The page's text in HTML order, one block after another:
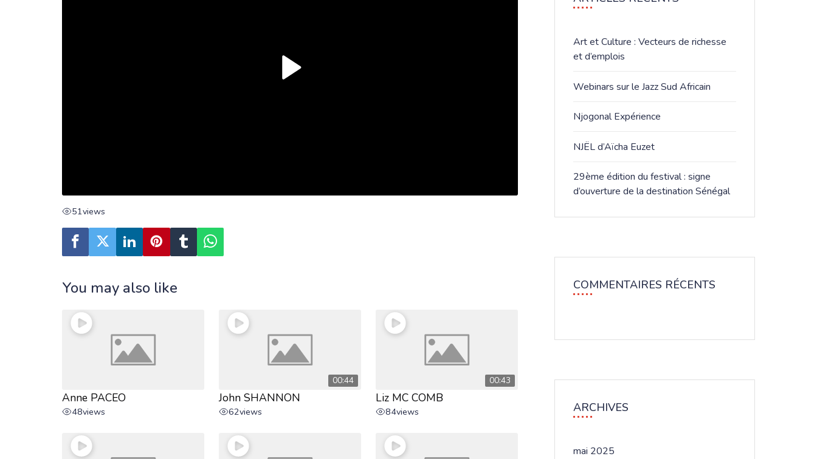
51views
You may also like
Anne PACEO
48views
00:44
John SHANNON
62views
00:43
Liz MC COMB
84views
Art et Culture : Vecteurs de richesse
et d’emplois
Webinars sur le Jazz Sud Africain
Njogonal Expérience
NJËL d’Aïcha Euzet
​29ème édition du festival : signe
d’ouverture de la destination Sénégal
COMMENTAIRES RÉCENTS
ARCHIVES
mai 2025